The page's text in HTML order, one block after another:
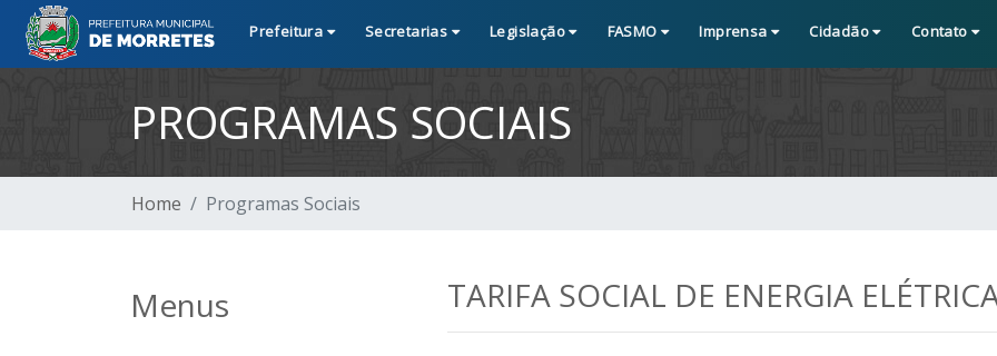
Prefeitura Secretarias Legislação FASMO Imprensa Cidadão Contato
PROGRAMAS SOCIAIS
Home Programas Sociais
Menus
TARIFA SOCIAL DE ENERGIA